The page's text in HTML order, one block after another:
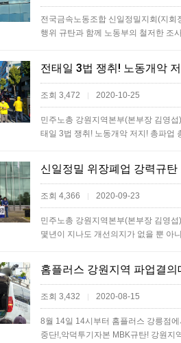
전국금속노동조합 신일정밀지회(지
행위 규탄과 함께 노동부의 철저한 조
전태일 3법 쟁취! 노동개악
조회 3,472 | 2020-10-25
민주노총 강원지역본부(본부장 김영
태일 3법 쟁취! 노동개악 저지! 총파업
조회 4,366 | 2020-09-23
민주노총 강원지역본부(본부장 김영
몇년이 지나도 개선의지가 없을 뿐 아
홈플러스 강원지역 파업결
조회 3,432 | 2020-08-15
8월 14일 14시부터 홈플러스 강릉점
중단!,악덕투기자본 MBK규탄! 강원지